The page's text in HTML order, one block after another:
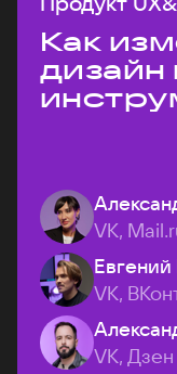
Как
дизайн
VK,
VK,
VK, Дзен